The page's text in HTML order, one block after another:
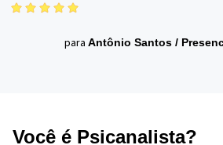
para Antônio Santos/
Você é Psicanalista?